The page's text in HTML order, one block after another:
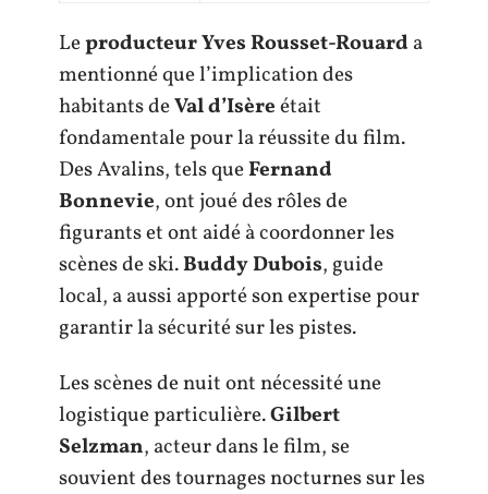
Leproducteur Yves Rousset-Rouard a
mentionné que l’implication des
habitants deVal d’Isèreétait
fondamentale pour la réussite du film.
Des Avalins, tels queFernand
Bonnevie, ont joué des rôles de
figurants et ont aidé à coordonner les
scènes de ski.Buddy Dubois, guide
local, a aussi apporté son expertise pour
garantir la sécurité sur les pistes.
Les scènes de nuit ont nécessité une
logistique particulière.Gilbert
Selzman, acteur dans le film, se
souvient des tournages nocturnes sur les